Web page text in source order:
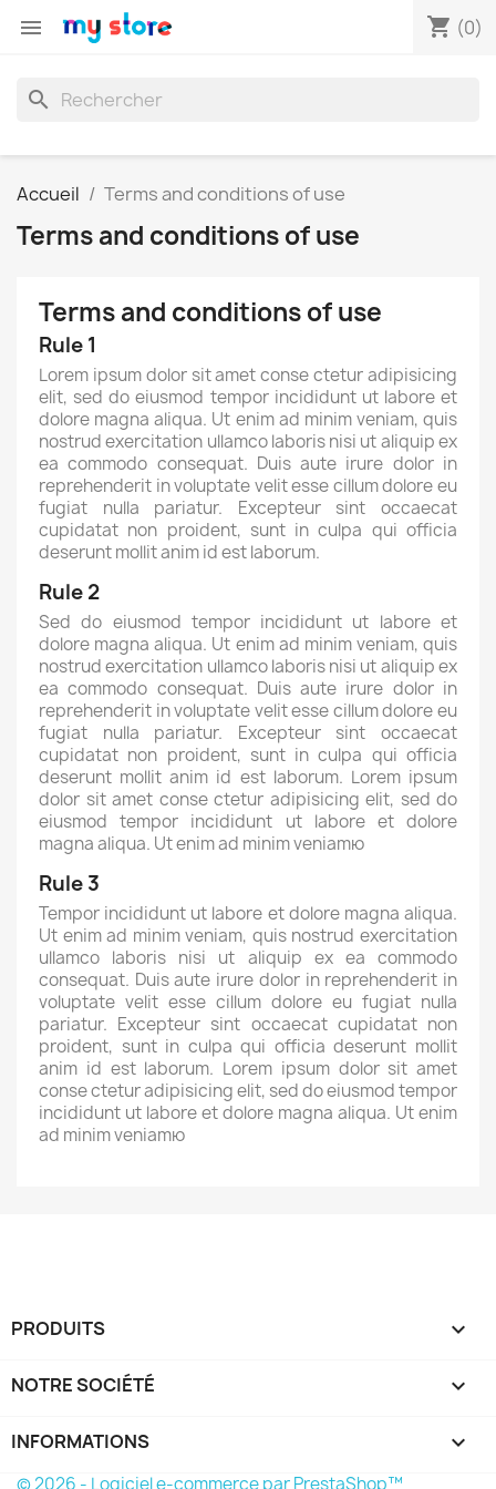
 shopping_cart (0)
search
Accueil Terms and conditions of use
Terms and conditions of use
Terms and conditions of use
Rule 1
Lorem ipsum dolor sit amet conse ctetur adipisicing
elit, sed do eiusmod tempor incididunt ut labore et
dolore magna aliqua. Ut enim ad minim veniam, quis
nostrud exercitation ullamco laboris nisi ut aliquip ex
ea commodo consequat. Duis aute irure dolor in
reprehenderit in voluptate velit esse cillum dolore eu
fugiat nulla pariatur. Excepteur sint occaecat
cupidatat non proident, sunt in culpa qui officia
deserunt mollit anim id est laborum.
Rule 2
Sed do eiusmod tempor incididunt ut labore et
dolore magna aliqua. Ut enim ad minim veniam, quis
nostrud exercitation ullamco laboris nisi ut aliquip ex
ea commodo consequat. Duis aute irure dolor in
reprehenderit in voluptate velit esse cillum dolore eu
fugiat nulla pariatur. Excepteur sint occaecat
cupidatat non proident, sunt in culpa qui officia
deserunt mollit anim id est laborum. Lorem ipsum
dolor sit amet conse ctetur adipisicing elit, sed do
eiusmod tempor incididunt ut labore et dolore
magna aliqua. Ut enim ad minim veniamю
Rule 3
Tempor incididunt ut labore et dolore magna aliqua.
Ut enim ad minim veniam, quis nostrud exercitation
ullamco laboris nisi ut aliquip ex ea commodo
consequat. Duis aute irure dolor in reprehenderit in
voluptate velit esse cillum dolore eu fugiat nulla
pariatur. Excepteur sint occaecat cupidatat non
proident, sunt in culpa qui officia deserunt mollit
anim id est laborum. Lorem ipsum dolor sit amet
conse ctetur adipisicing elit, sed do eiusmod tempor
incididunt ut labore et dolore magna aliqua. Ut enim
ad minim veniamю
PRODUITS 
NOTRE SOCIÉTÉ 
INFORMATIONS keyboard_arrow_down
© 2026 - Logiciel e-commerce par PrestaShop™